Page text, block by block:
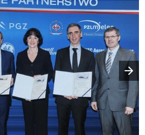
Następny slajd